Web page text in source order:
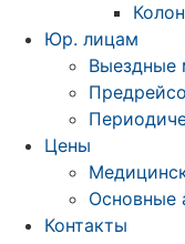
Юр. лицам
Выездные
Цены
Основные
Контакты